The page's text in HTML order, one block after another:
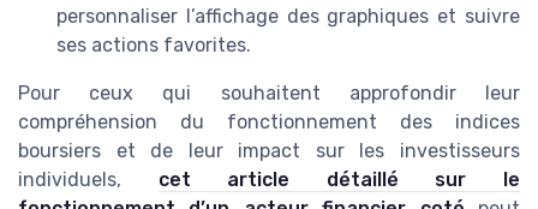
personnaliser l’affichage des graphiques et suivre
ses actions favorites.
Pour ceux qui souhaitent approfondir leur
compréhension du fonctionnement des indices
boursiers et de leur impact sur les investisseurs
individuels, cet article détaillé sur le